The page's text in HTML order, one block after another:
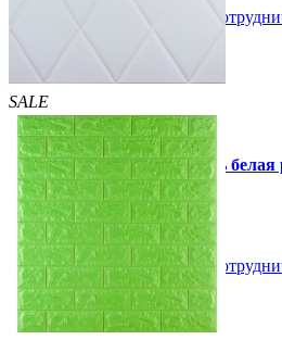
SALE
HIT
Самоклеющаяся 3D панель
109 грн/шт 160 грн /шт
Купить В закладки